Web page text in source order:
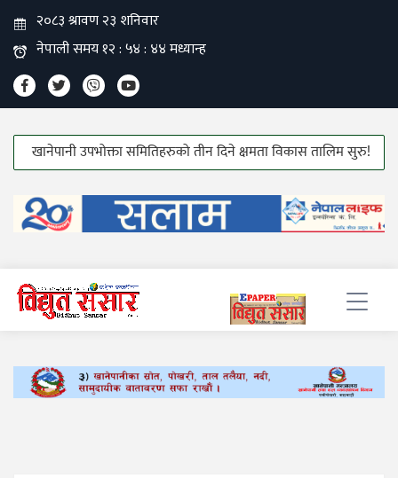
उपभोक्ता समितिहरुको तीन दिने क्षमता विकास तालिम सुरु! हाउस